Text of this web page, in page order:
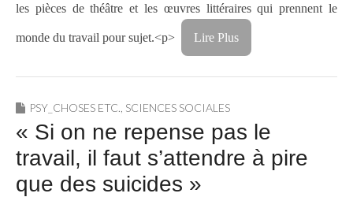
les pièces de théâtre et les œuvres littéraires qui prennent le
monde du travail pour sujet.<p> Lire Plus
PSY_CHOSES ETC. SCIENCES SOCIALES
« Si on ne repense pas le
travail, il faut s’attendre à pire
que des suicides »